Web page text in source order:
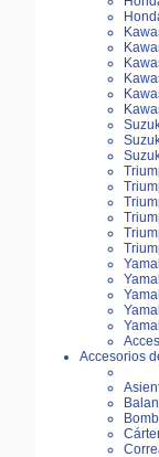
Accesorios